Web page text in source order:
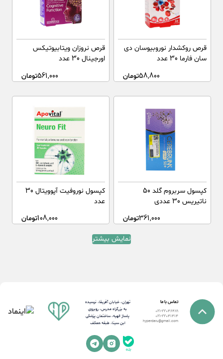
قرص روکشدار نوروبیوسان دی
سان فارما 30 عدد
58,800تومان
قرص نروزان ویتابیوتیکس
اورجینال 30 عدد
561,000تومان
کپسول سربروم گلد 50
ناتیریس 30 عددی
361,000تومان
کپسول نوروفیت آپوویتال 30
عدد
108,000تومان
نمایش بیشتر
تماس با ما
021-22046489
021-22041414
hyperdaru@gmail.com
تهران، خیابان آفریقا، نرسیده
به بزرگراه مدرس، روبروی
پاساژ الهیه، ساختمان پزشکی
ابن سینا، طبقه همکف